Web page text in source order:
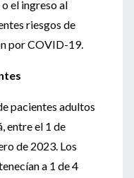
el ingreso al
riesgos de
por COVID-19.
pacientes adultos
entre el 1 de
de 2023. Los
a 1 de 4